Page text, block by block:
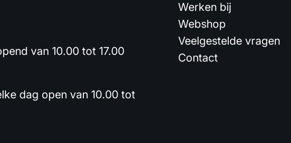
van 10.00 tot 17.00
dag open van 10.00 tot
Werken bij
Webshop
Veelgestelde vragen
Contact